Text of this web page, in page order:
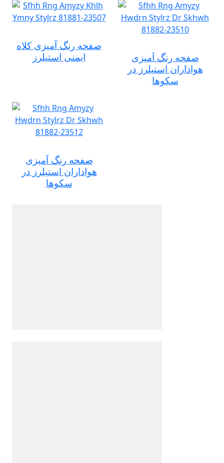
صفحه رنگ آمیزی کلاه
ایمنی استیلرز
صفحه رنگ آمیزی
هواداران استیلرز در
سکوها
صفحه رنگ آمیزی
هواداران استیلرز در
سکوها